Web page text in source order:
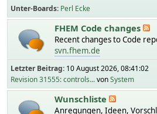
Unter-Boards Perl Ecke
FHEM Code changes
Recent changes to Code
svn.fhem.de
Letzter Beitrag: 10 August 2026, 08:41:02
Revision 31555: controls...vonSystem
Wunschliste
Anregungen, Ideen,